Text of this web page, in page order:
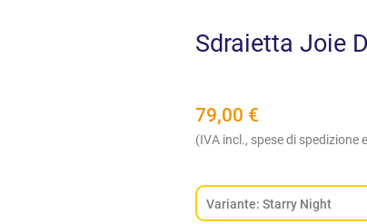
Sdraietta Joie
79,00 €
(IVA incl., spese di spedizione